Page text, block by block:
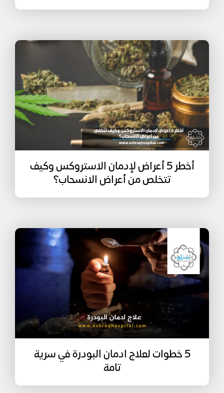
أخطر 5 أعراض لإدمان الاستروكس وكيف
تتخلص من أعراض الانسحاب؟
5 خطوات لعلاج ادمان البودرة في سرية
تامة